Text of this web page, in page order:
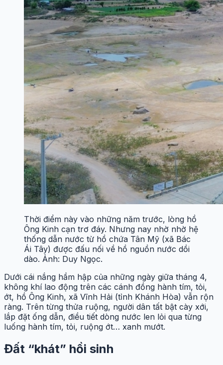
Thời điểm này vào những năm trước, lòng hồ
Ông Kinh cạn trơ đáy. Nhưng nay nhờ nhờ hệ
thống dẫn nước từ hồ chứa Tân Mỹ (xã Bác
Ái Tây) được đấu nối về hồ nguồn nước dồi
dào. Ảnh: Duy Ngọc.
Dưới cái nắng hầm hập của những ngày giữa tháng 4,
không khí lao động trên các cánh đồng hành tím, tỏi,
ớt, hồ Ông Kinh, xã Vĩnh Hải (tỉnh Khánh Hòa) vẫn rộn
ràng. Trên từng thửa ruộng, người dân tất bật cày xới,
lắp đặt ống dẫn, điều tiết dòng nước len lỏi qua từng
luống hành tím, tỏi, ruộng ớt… xanh mướt.
Đất “khát” hồi sinh